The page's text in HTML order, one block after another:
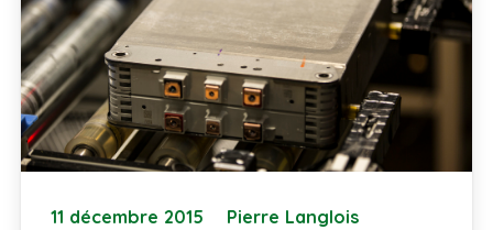
11 décembre 2015 Pierre Langlois